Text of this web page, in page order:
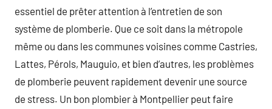
essentiel de prêter attention à l’entretien de son
système de plomberie. Que ce soit dans la métropole
même ou dans les communes voisines comme Castries,
Lattes, Pérols, Mauguio, et bien d’autres, les problèmes
de plomberie peuvent rapidement devenir une source
de stress. Un bon plombier à Montpellier peut faire